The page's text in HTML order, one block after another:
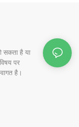
सकता है या
पर
है।